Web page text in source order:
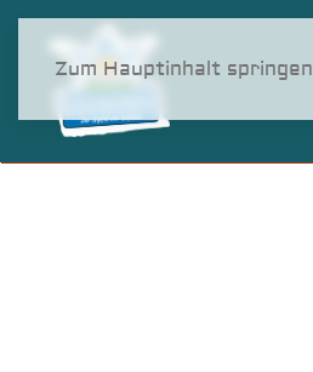
Zum Hauptinhalt springen